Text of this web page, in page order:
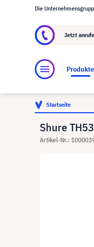
Über visunext.de
Die
Jetzt
Produkte
Startseite
Shure
Artikel-Nr.: